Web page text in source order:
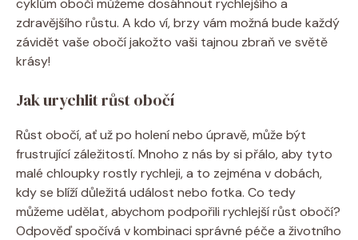
zdravějšího růstu. A kdo ví, brzy vám možná bude každý
závidět vaše obočí jakožto vaši tajnou zbraň ve světě
krásy!
Jak urychlit růst obočí
Růst obočí, ať už po holení nebo úpravě, může být
frustrující záležitostí. Mnoho z nás by si přálo, aby tyto
malé chloupky rostly rychleji, a to zejména v dobách,
kdy se blíží důležitá událost nebo fotka. Co tedy
můžeme udělat, abychom podpořili rychlejší růst obočí?
Odpověď spočívá v kombinaci správné péče a životního